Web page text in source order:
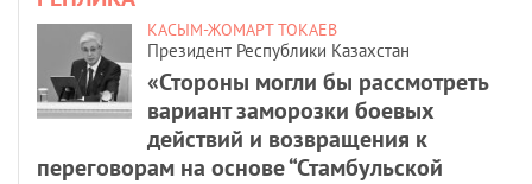
КАСЫМ-ЖОМАРТ ТОКАЕВ
Президент Республики Казахстан
«Стороны могли бы рассмотреть
вариант заморозки боевых
действий и возвращения к
переговорам на основе “Стамбульской